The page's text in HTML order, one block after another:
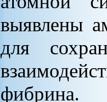
выявлены
для
фибрина.